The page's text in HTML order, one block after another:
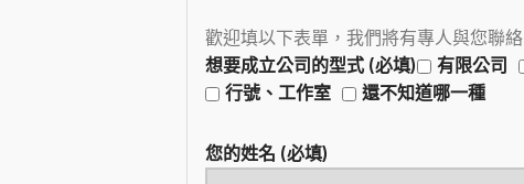
歡迎填以下表單，我們將有專人與您聯絡
想要成立公司的型式 (必填)
有限公司
行號、工作室
還不知道哪一種
您的姓名 (必填)